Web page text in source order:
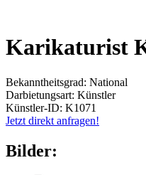
Karikaturist
Bekanntheitsgrad: National
Darbietungsart: Künstler
Künstler-ID: K1071
Jetzt direkt anfragen!
Bilder: